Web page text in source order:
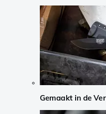
Gemaakt in de